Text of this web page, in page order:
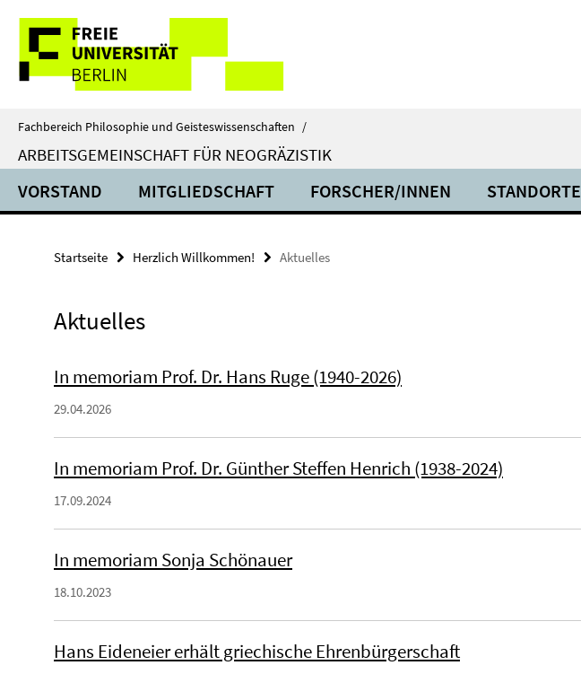
direkt
Inhalt
Service-
Navigation
Fachbereich Philosophie und Geisteswissenschaften /
ARBEITSGEMEINSCHAFT FÜR NEOGRÄZISTIK
VORSTAND MITGLIEDSCHAFT FORSCHER/INNEN STANDORTE
Startseite Herzlich Willkommen! Aktuelles
Aktuelles
In memoriam Prof. Dr. Hans Ruge (1940-2026)
29.04.2026
In memoriam Prof. Dr. Günther Steffen Henrich (1938-2024)
17.09.2024
In memoriam Sonja Schönauer
18.10.2023
Hans Eideneier erhält griechische Ehrenbürgerschaft